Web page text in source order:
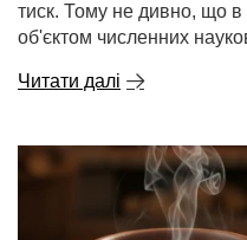
тиск. Тому не дивно, що в
об'єктом численних
Читати далі